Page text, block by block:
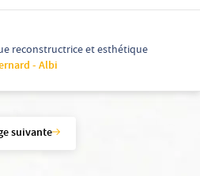
reconstructrice et esthétique
- Albi
suivante